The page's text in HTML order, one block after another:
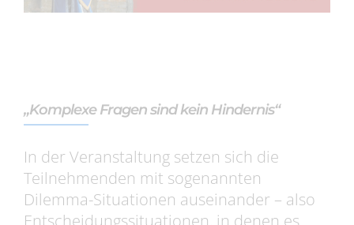
„Komplexe Fragen sind kein Hindernis“
In der Veranstaltung setzen sich die
Teilnehmenden mit sogenannten
Dilemma-Situationen auseinander – also
Entscheidungssituationen, in denen es